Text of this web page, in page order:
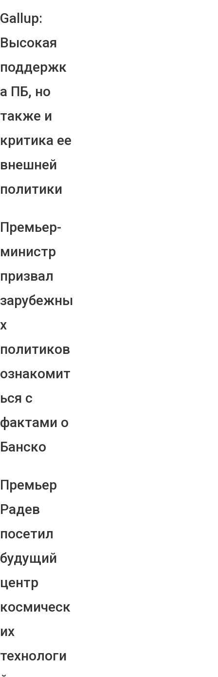
Gallup:
Высокая
поддержк
а ПБ, но
также и
критика ее
внешней
политики
Премьер-
министр
призвал
зарубежны
х
политиков
ознакомит
ься с
фактами о
Банско
Премьер
Радев
посетил
будущий
центр
космическ
их
технологи